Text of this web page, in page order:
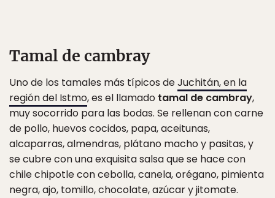
Tamal de cambray
Uno de los tamales más típicos deJuchitán, en la
región del Istmo, es el llamado tamal de cambray,
muy socorrido para las bodas. Se rellenan con carne
de pollo, huevos cocidos, papa, aceitunas,
alcaparras, almendras, plátano macho y pasitas, y
se cubre con una exquisita salsa que se hace con
chile chipotle con cebolla, canela, orégano, pimienta
negra, ajo, tomillo, chocolate, azúcar y jitomate.